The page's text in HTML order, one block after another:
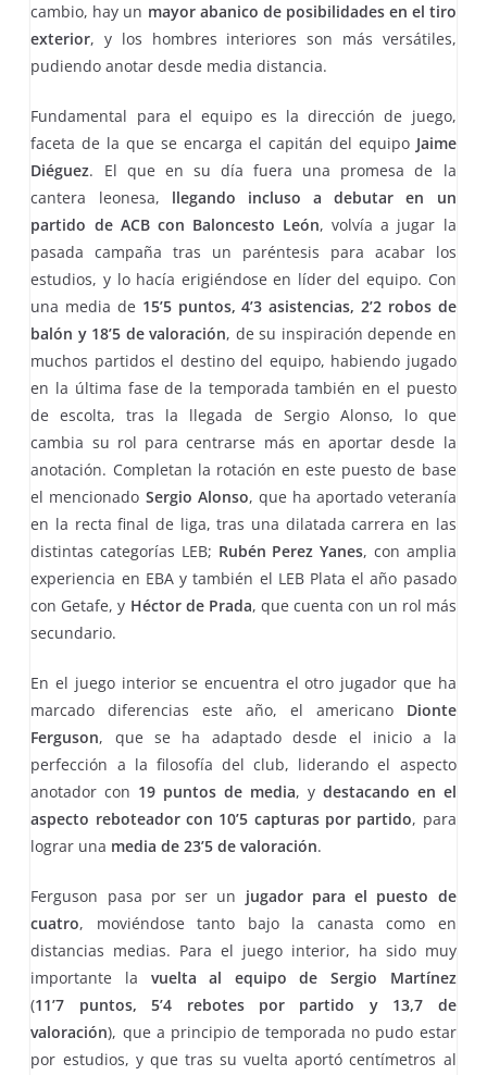
cambio, hay un mayor abanico de posibilidades en el tiro
exterior, y los hombres interiores son más versátiles,
pudiendo anotar desde media distancia.
Fundamental para el equipo es la dirección de juego,
faceta de la que se encarga el capitán del equipo Jaime
Diéguez. El que en su día fuera una promesa de la
cantera leonesa, llegando incluso a debutar en un
partido de ACB con Baloncesto León, volvía a jugar la
pasada campaña tras un paréntesis para acabar los
estudios, y lo hacía erigiéndose en líder del equipo. Con
una media de 15’5 puntos, 4’3 asistencias, 2’2 robos de
balón y 18’5 de valoración, de su inspiración depende en
muchos partidos el destino del equipo, habiendo jugado
en la última fase de la temporada también en el puesto
de escolta, tras la llegada de Sergio Alonso, lo que
cambia su rol para centrarse más en aportar desde la
anotación. Completan la rotación en este puesto de base
el mencionado Sergio Alonso, que ha aportado veteranía
en la recta final de liga, tras una dilatada carrera en las
distintas categorías LEB; Rubén Perez Yanes, con amplia
experiencia en EBA y también el LEB Plata el año pasado
con Getafe, y Héctor de Prada, que cuenta con un rol más
secundario.
En el juego interior se encuentra el otro jugador que ha
marcado diferencias este año, el americano Dionte
Ferguson, que se ha adaptado desde el inicio a la
perfección a la filosofía del club, liderando el aspecto
anotador con 19 puntos de media, y destacando en el
aspecto reboteador con 10’5 capturas por partido, para
lograr una media de 23’5 de valoración.
Ferguson pasa por ser un jugador para el puesto de
cuatro, moviéndose tanto bajo la canasta como en
distancias medias. Para el juego interior, ha sido muy
importante la vuelta al equipo de Sergio Martínez
(11’7 puntos, 5’4 rebotes por partido y 13,7 de
valoración), que a principio de temporada no pudo estar
por estudios, y que tras su vuelta aportó centímetros al